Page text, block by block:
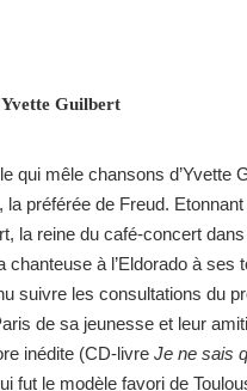
Guilbert
qui mêle chansons d’Yvette
préférée de Freud.
la reine du café-concert dans
à l’Eldorado à ses
suivre les consultations du
de sa jeunesse et leur
inédite (CD-livre Je ne sais
fut le modèle favori de